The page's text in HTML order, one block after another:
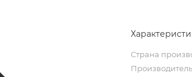
Страна
Производитель